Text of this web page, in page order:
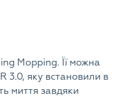
Mopping. Її можна
3.0, яку встановили в
миття завдяки